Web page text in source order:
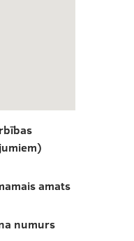
amats
numurs